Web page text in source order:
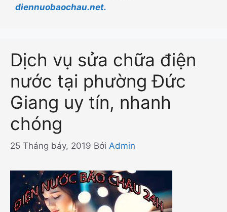
diennuobaochau.net.
Dịch vụ sửa chữa điện
nước tại phường Đức
Giang uy tín, nhanh
chóng
25 Tháng bảy, 2019 Bởi Admin